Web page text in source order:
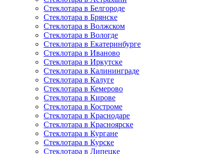
Стеклотара в Белгороде
Стеклотара в Брянске
Стеклотара в Волжском
Стеклотара в Вологде
Стеклотара в Екатеринбурге
Стеклотара в Иваново
Стеклотара в Иркутске
Стеклотара в Калининграде
Стеклотара в Калуге
Стеклотара в Кемерово
Стеклотара в Кирове
Стеклотара в Костроме
Стеклотара в Краснодаре
Стеклотара в Красноярске
Стеклотара в Кургане
Стеклотара в Курске
Стеклотара в Липецке